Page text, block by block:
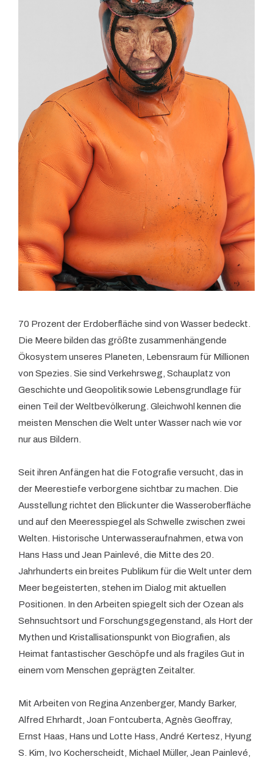
70 Prozent der Erdoberfläche sind von Wasser bedeckt.
Die Meere bilden das größte zusammenhängende
Ökosystem unseres Planeten, Lebensraum für Millionen
von Spezies. Sie sind Verkehrsweg, Schauplatz von
Geschichte und Geopolitik sowie Lebensgrundlage für
einen Teil der Weltbevölkerung. Gleichwohl kennen die
meisten Menschen die Welt unter Wasser nach wie vor
nur aus Bildern.
Seit ihren Anfängen hat die Fotografie versucht, das in
der Meerestiefe verborgene sichtbar zu machen. Die
Ausstellung richtet den Blick unter die Wasseroberfläche
und auf den Meeresspiegel als Schwelle zwischen zwei
Welten. Historische Unterwasseraufnahmen, etwa von
Hans Hass und Jean Painlevé, die Mitte des 20.
Jahrhunderts ein breites Publikum für die Welt unter dem
Meer begeisterten, stehen im Dialog mit aktuellen
Positionen. In den Arbeiten spiegelt sich der Ozean als
Sehnsuchtsort und Forschungsgegenstand, als Hort der
Mythen und Kristallisationspunkt von Biografien, als
Heimat fantastischer Geschöpfe und als fragiles Gut in
einem vom Menschen geprägten Zeitalter.
Mit Arbeiten von Regina Anzenberger, Mandy Barker,
Alfred Ehrhardt, Joan Fontcuberta, Agnès Geoffray,
Ernst Haas, Hans und Lotte Hass, André Kertesz, Hyung
S. Kim, Ivo Kocherscheidt, Michael Müller, Jean Painlevé,